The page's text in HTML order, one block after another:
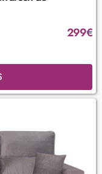
299€